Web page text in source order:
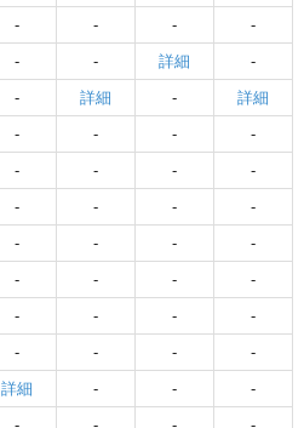
- - -
-
- - 詳細
-
- 詳細 -
詳細
- - -
-
- - -
-
- - -
-
- - -
-
- - -
-
- - -
-
- - -
-
詳細 - -
-